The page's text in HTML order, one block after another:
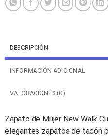
DESCRIPCIÓN
INFORMACIÓN ADICIONAL
VALORACIONES (0)
Zapato de Mujer New Walk
elegantes zapatos de tacón